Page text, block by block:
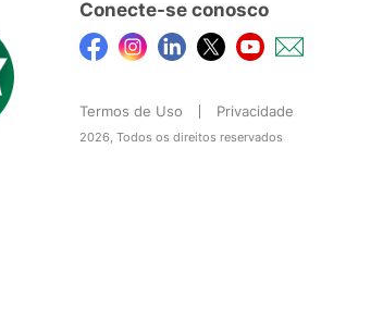
Conecte-se conosco
Termos de Uso Privacidade
2026, Todos os direitos reservados